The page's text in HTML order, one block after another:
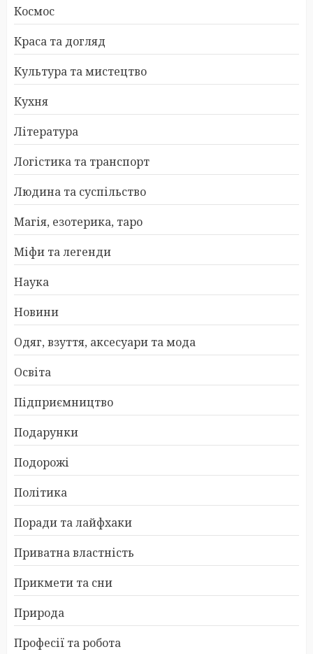
Космос
Краса та догляд
Культура та мистецтво
Кухня
Література
Логістика та транспорт
Людина та суспільство
Магія, езотерика, таро
Міфи та легенди
Наука
Новини
Одяг, взуття, аксесуари та мода
Освіта
Підприємництво
Подарунки
Подорожі
Політика
Поради та лайфхаки
Приватна властність
Прикмети та сни
Природа
Професії та робота